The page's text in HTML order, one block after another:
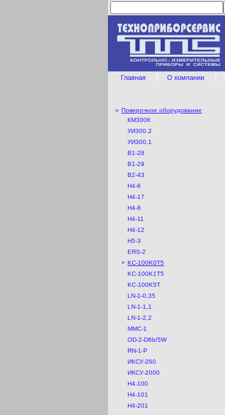
Главная О компании
» Поверочное оборудование
КМ300К
УИ300.2
УИ300.1
В1-28
В1-29
В2-43
Н4-6
Н4-17
H4-8
Н4-11
Н4-12
Н5-3
ERS-2
» KC-100K0T5
KC-100K1T5
KC-100K5T
LN-1-0,35
LN-1-1,1
LN-1-2,2
MMC-1
OD-2-D6b/5W
RN-1-P
ИКСУ-260
ИКСУ-2000
Н4-100
Н4-101
Н4-201